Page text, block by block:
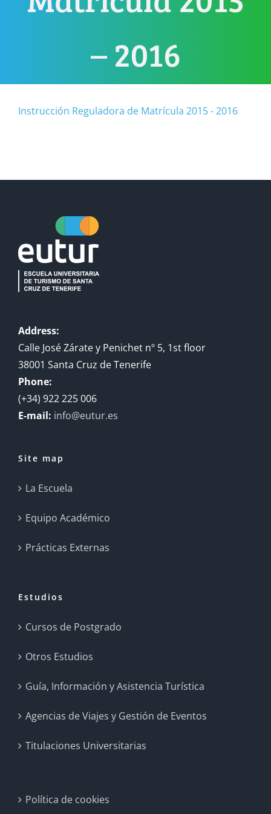
– 2016
Instrucción Reguladora de Matrícula 2015 - 2016
Address:
Calle José Zárate y Penichet nº 5, 1st floor
38001 Santa Cruz de Tenerife
Phone:
(+34) 922 225 006
E-mail: info@eutur.es
Site map
La Escuela
Equipo Académico
Prácticas Externas
Estudios
Cursos de Postgrado
Otros Estudios
Guía, Información y Asistencia Turística
Agencias de Viajes y Gestión de Eventos
Titulaciones Universitarias
Política de cookies